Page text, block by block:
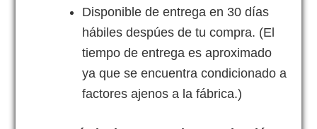
Disponible de entrega en 30 días
hábiles despúes de tu compra. (El
tiempo de entrega es aproximado
ya que se encuentra condicionado a
factores ajenos a la fábrica.)